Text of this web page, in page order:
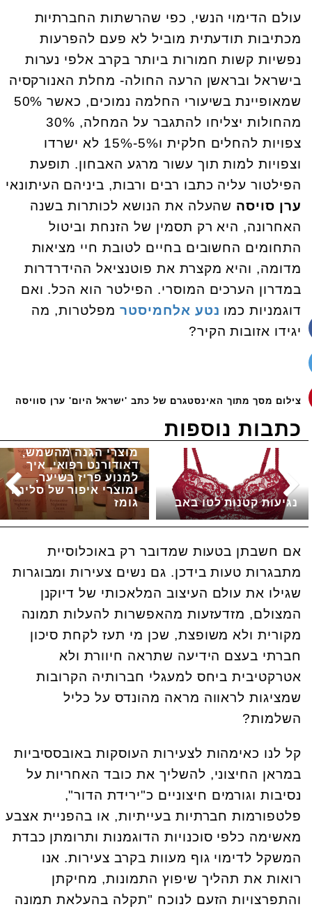
עולם הדימוי הנשי, כפי שהרשתות החברתיות
מכתיבות תודעתית מוביל לא פעם להפרעות
נפשיות קשות חמורות ביותר בקרב אלפי נערות
בישראל ובראשן הרעה החולה- מחלת האנורקסיה
שמאופיינת בשיעורי החלמה נמוכים, כאשר 50%
מהחולות יצליחו להתגבר על המחלה, 30%
צפויות להחלים חלקית ו5%-15% לא ישרדו
וצפויות למות תוך עשור מרגע האבחון. תופעת
הפילטור עליה כתבו רבים ורבות, ביניהם העיתונאי
ערן סויסה שהעלה את הנושא לכותרות בשנה
האחרונה, היא רק תסמין של הזנחת וביטול
התחומים החשובים בחיים לטובת חיי מציאות
מדומה, והיא מקצרת את פוטנציאל ההידרדרות
במדרון הערכים המוסרי. הפילטר הוא הכל. ואם
דוגמניות כמו נטע אלחמיסטר מפלטרות, מה
יגידו אזובות הקיר?
צילום מסך מתוך האינסטגרם של כתב 'ישראל היום' ערן סוויסה
כתבות נוספות
מוצרי הגנה מהשמש,
דאודורנט רפואי, איך
למנוע פריז בשיער,
ומוצרי איפור של סלינה
גומז
נגיעות קטנות לטו באב
אם חשבתן בטעות שמדובר רק באוכלוסיית
מתבגרות טעות בידכן. גם נשים צעירות ומבוגרות
שגילו את עולם העיצוב המלאכותי של דיוקנן
המצולם, מזדעזעות מהאפשרות להעלות תמונה
מקורית ולא משופצת, שכן מי תעז לקחת סיכון
חברתי בעצם הידיעה שתראה חיוורת ולא
אטרקטיבית ביחס למעגלי חברותיה הקרובות
שמציגות לראווה מראה מהונדס על כליל
השלמות?
קל לנו כאימהות לצעירות העוסקות באובססיביות
במראן החיצוני, להשליך את כובד האחריות על
נסיבות וגורמים חיצוניים כ"ירידת הדור",
פלטפורמות חברתיות בעייתיות, או בהפניית אצבע
מאשימה כלפי סוכנויות הדוגמנות ותרומתן כבדת
המשקל לדימוי גוף מעוות בקרב צעירות. אנו
רואות את תהליך שיפוץ התמונות, מחיקתן
והתפרצויות הזעם לנוכח "תקלה בהעלאת תמונה